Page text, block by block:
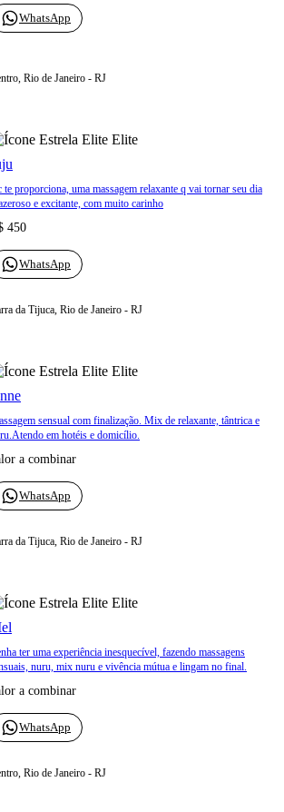
WhatsApp
Rio de Janeiro - RJ
Elite
te proporciona, uma massagem relaxante q vai tornar seu dia
e excitante, com muito carinho
450
WhatsApp
da Tijuca, Rio de Janeiro - RJ
Elite
sensual com finalização. Mix de relaxante, tântrica e
em hotéis e domicílio.
a combinar
WhatsApp
da Tijuca, Rio de Janeiro - RJ
Elite
ter uma experiência inesquecível, fazendo massagens
nuru, mix nuru e vivência mútua e lingam no final.
a combinar
WhatsApp
Rio de Janeiro - RJ